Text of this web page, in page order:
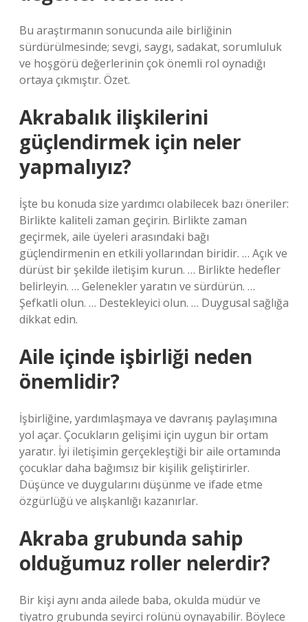
Bu araştırmanın sonucunda aile birliğinin
sürdürülmesinde; sevgi, saygı, sadakat, sorumluluk
ve hoşgörü değerlerinin çok önemli rol oynadığı
ortaya çıkmıştır. Özet.
Akrabalık ilişkilerini
güçlendirmek için neler
yapmalıyız?
İşte bu konuda size yardımcı olabilecek bazı öneriler:
Birlikte kaliteli zaman geçirin. Birlikte zaman
geçirmek, aile üyeleri arasındaki bağı
güçlendirmenin en etkili yollarından biridir. … Açık ve
dürüst bir şekilde iletişim kurun. … Birlikte hedefler
belirleyin. … Gelenekler yaratın ve sürdürün. …
Şefkatli olun. … Destekleyici olun. … Duygusal sağlığa
dikkat edin.
Aile içinde işbirliği neden
önemlidir?
İşbirliğine, yardımlaşmaya ve davranış paylaşımına
yol açar. Çocukların gelişimi için uygun bir ortam
yaratır. İyi iletişimin gerçekleştiği bir aile ortamında
çocuklar daha bağımsız bir kişilik geliştirirler.
Düşünce ve duygularını düşünme ve ifade etme
özgürlüğü ve alışkanlığı kazanırlar.
Akraba grubunda sahip
olduğumuz roller nelerdir?
Bir kişi aynı anda ailede baba, okulda müdür ve
tiyatro grubunda seyirci rolünü oynayabilir. Böylece